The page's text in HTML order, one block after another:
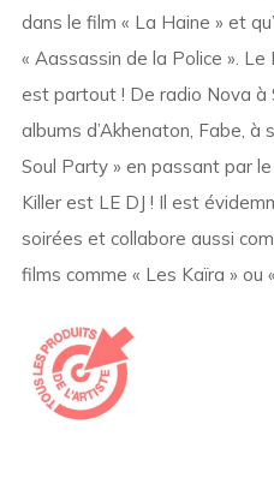
dans le film « La Haine » et
« Aassassin de la Police ».
est partout ! De radio Nova à
albums d’Akhenaton, Fabe,
Soul Party » en passant par
Killer est LE DJ ! Il est
soirées et collabore aussi
films comme « Les Kaïra » ou